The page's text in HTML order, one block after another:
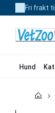
to
Fri frakt
Hund